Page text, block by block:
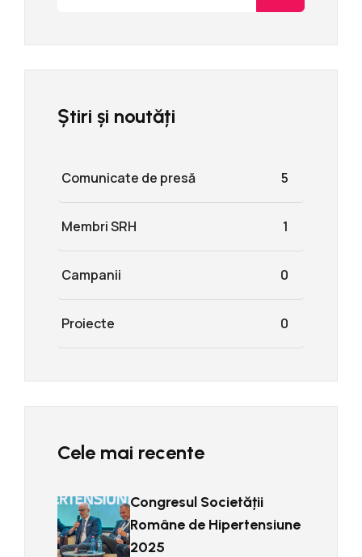
Știri și noutăți
Comunicate de presă 5
Membri SRH 1
Campanii 0
Proiecte 0
Cele mai recente
Congresul Societății
Române de Hipertensiune
2025